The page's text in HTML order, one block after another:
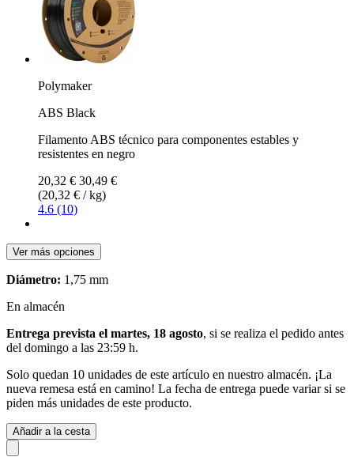
Polymaker
ABS Black
Filamento ABS técnico para componentes estables y
resistentes en negro
20,32 € 30,49 €
(20,32 € / kg)
4.6 (10)
Ver más opciones
Diámetro: 1,75 mm
En almacén
Entrega prevista el martes, 18 agosto, si se realiza el pedido antes
del domingo a las 23:59 h.
Solo quedan 10 unidades de este artículo en nuestro almacén. ¡La
nueva remesa está en camino! La fecha de entrega puede variar si se
piden más unidades de este producto.
Añadir a la cesta